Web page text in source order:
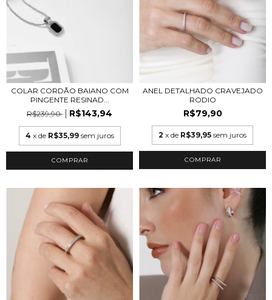
COLAR CORDÃO BAIANO COM
PINGENTE RESINAD...
R$239,90
R$143,94
4 x de R$35,99 sem juros
COMPRAR
ANEL DETALHADO CRAVEJADO
RODIO
R$79,90
2 x de R$39,95 sem juros
COMPRAR